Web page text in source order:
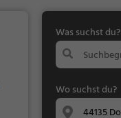
Was suchst du?
Wo suchst du?